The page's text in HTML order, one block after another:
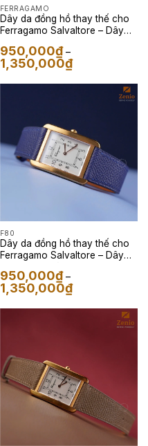
FERRAGAMO
Dây da đồng hồ thay thế cho
Ferragamo Salvaltore – Dây
950,000₫ –
1,350,000₫Khoảng
giá:
F80
Dây da đồng hồ thay thế cho
Ferragamo Salvaltore – Dây
950,000₫ –
1,350,000₫Khoảng
giá:
1,350,000₫